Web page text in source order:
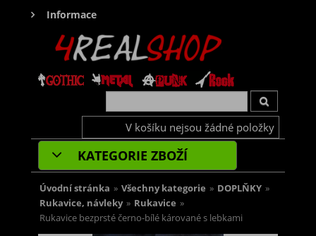
Informace
V košíku nejsou žádné položky
KATEGORIE ZBOŽÍ
Úvodní stránka » Všechny kategorie » DOPLŇKY »
Rukavice, návleky » Rukavice »
Rukavice bezprsté černo-bílé kárované s lebkami